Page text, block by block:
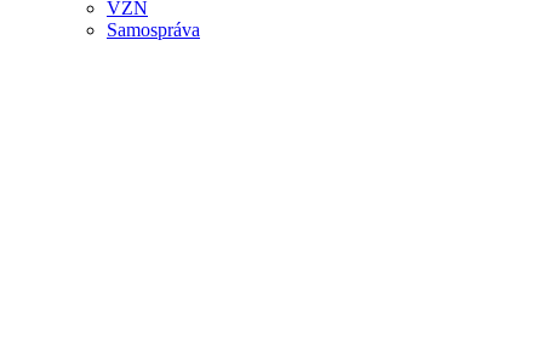
VZN
Samospráva